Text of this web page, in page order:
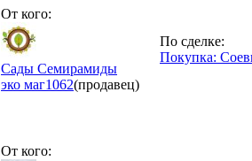
От кого:
Сады Семирамиды
эко маг1062(продавец)
По сделке:
Покупка:
От кого: